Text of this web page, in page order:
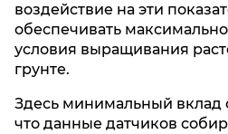
воздействие на эти
обеспечивать
условия выращивания
грунте.
Здесь минимальный вклад
что данные датчиков